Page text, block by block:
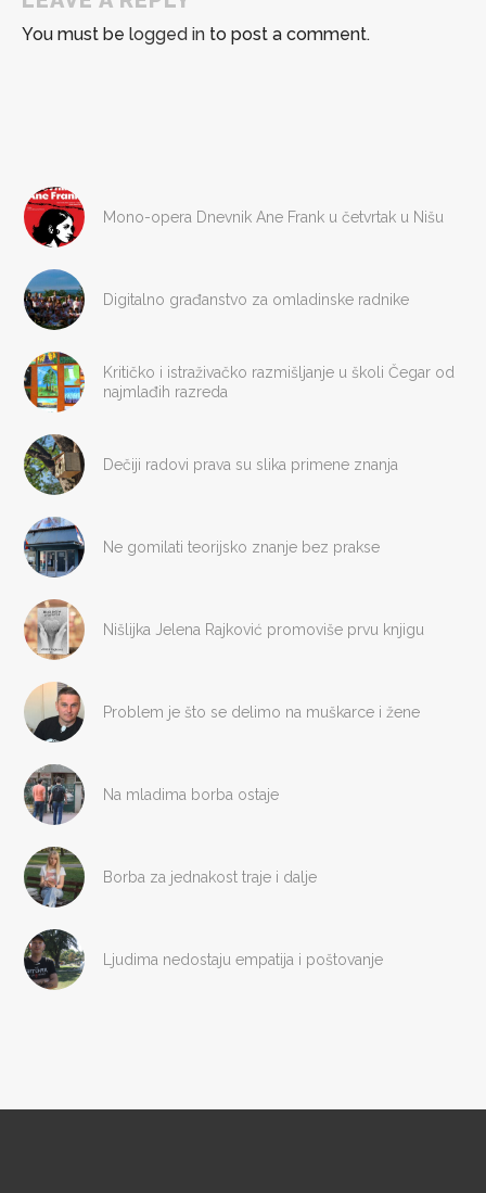
You must be logged in to post a comment.
Mono-opera Dnevnik Ane Frank u četvrtak u Nišu
Digitalno građanstvo za omladinske radnike
Kritičko i istraživačko razmišljanje u školi Čegar od
najmlađih razreda
Dečiji radovi prava su slika primene znanja
Ne gomilati teorijsko znanje bez prakse
Nišlijka Jelena Rajković promoviše prvu knjigu
Problem je što se delimo na muškarce i žene
Na mladima borba ostaje
Borba za jednakost traje i dalje
Ljudima nedostaju empatija i poštovanje